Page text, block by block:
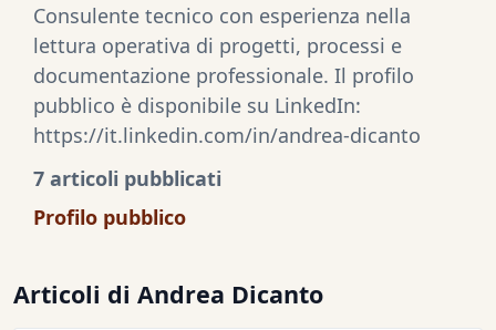
Consulente tecnico con esperienza nella
lettura operativa di progetti, processi e
documentazione professionale. Il profilo
pubblico è disponibile su LinkedIn:
https://it.linkedin.com/in/andrea-dicanto
7 articoli pubblicati
Profilo pubblico
Articoli di Andrea Dicanto